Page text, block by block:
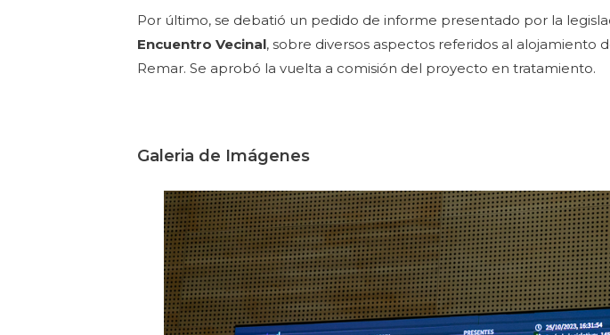
Por último, se debatió un pedido de informe presentado por la
Encuentro Vecinal, sobre diversos aspectos referidos al alojamiento
Remar. Se aprobó la vuelta a comisión del proyecto en tratamiento.
Galeria de Imágenes